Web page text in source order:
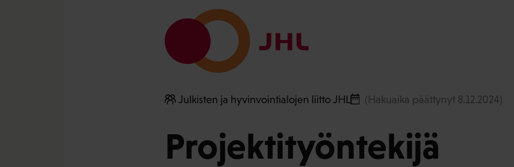
Julkisten ja hyvinvointialojen liitto JHL (Hakuaika päättynyt 8.12.2024)
Projektityöntekijä